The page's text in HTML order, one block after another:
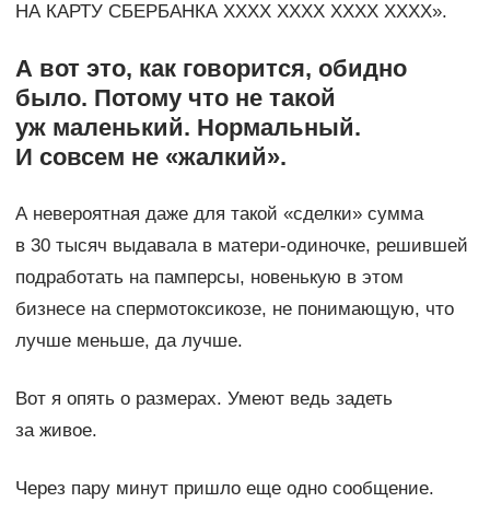
НА КАРТУ СБЕРБАНКА ХХХХ ХХХХ ХХХХ ХХХХ».
А вот это, как говорится, обидно
было. Потому что не такой
уж маленький. Нормальный.
И совсем не «жалкий».
А невероятная даже для такой «сделки» сумма
в 30 тысяч выдавала в матери-одиночке, решившей
подработать на памперсы, новенькую в этом
бизнесе на спермотоксикозе, не понимающую, что
лучше меньше, да лучше.
Вот я опять о размерах. Умеют ведь задеть
за живое.
Через пару минут пришло еще одно сообщение.